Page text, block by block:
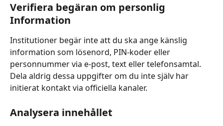
Verifiera begäran om personlig
Information
Institutioner begär inte att du ska ange känslig
information som lösenord, PIN-koder eller
personnummer via e-post, text eller telefonsamtal.
Dela aldrig dessa uppgifter om du inte själv har
initierat kontakt via officiella kanaler.
Analysera innehållet